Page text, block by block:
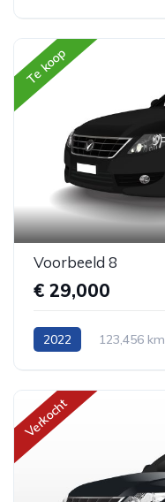
Te koop
Voorbeeld 8
€ 29,000
2022 123,456 km
Verkocht